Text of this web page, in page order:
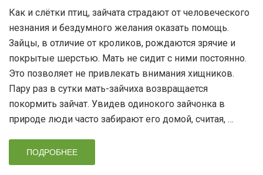
Как и слётки птиц, зайчата страдают от человеческого
незнания и бездумного желания оказать помощь.
Зайцы, в отличие от кроликов, рождаются зрячие и
покрытые шерстью. Мать не сидит с ними постоянно.
Это позволяет не привлекать внимания хищников.
Пару раз в сутки мать-зайчиха возвращается
покормить зайчат. Увидев одинокого зайчонка в
природе люди часто забирают его домой, считая, …
ПОДРОБНЕЕ